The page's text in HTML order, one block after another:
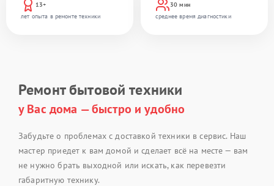
13+
лет опыта в ремонте техники
30 мин
среднее время диагностики
Ремонт бытовой техники
у Вас дома — быстро и удобно
Забудьте о проблемах с доставкой техники в сервис. Наш
мастер приедет к вам домой и сделает всё на месте — вам
не нужно брать выходной или искать, как перевезти
габаритную технику.